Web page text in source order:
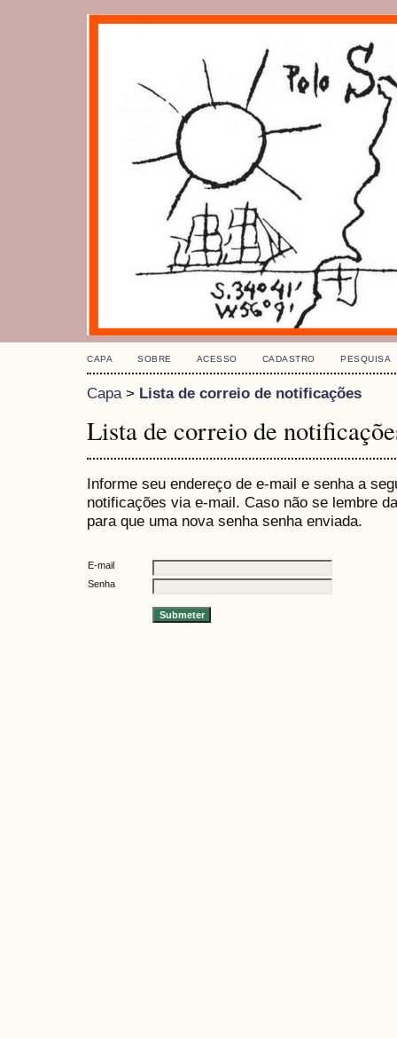
CAPA SOBRE ACESSO CADASTRO PESQUISA
Capa> Lista de correio de notificações
Lista de correio de
Informe seu endereço de e-mail e senha a
notificações via e-mail. Caso não se lembre
para que uma nova senha senha enviada.
E-mail
Senha